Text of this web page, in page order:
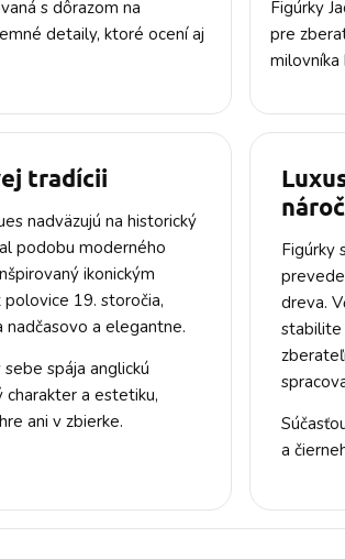
s dôrazom na
detaily, ktoré ocení aj
Figúrky
pre
milovníka
tradícii
nadväzujú na historický
podobu moderného
ikonickým
19. storočia,
nadčasovo a elegantne.
spája anglickú
charakter a estetiku,
ani v zbierke.
Figúrky
dreva.
stabilite
a